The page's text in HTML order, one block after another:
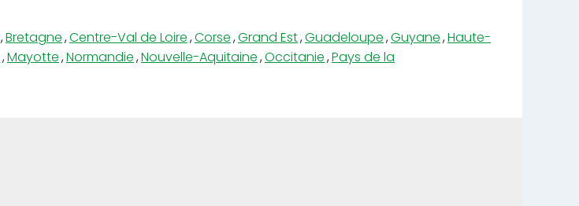
,Bretagne,Centre-Val de Loire,Corse,Grand Est,Guadeloupe,Guyane,Haute-
,Mayotte,Normandie,Nouvelle-Aquitaine,Occitanie,Pays de la